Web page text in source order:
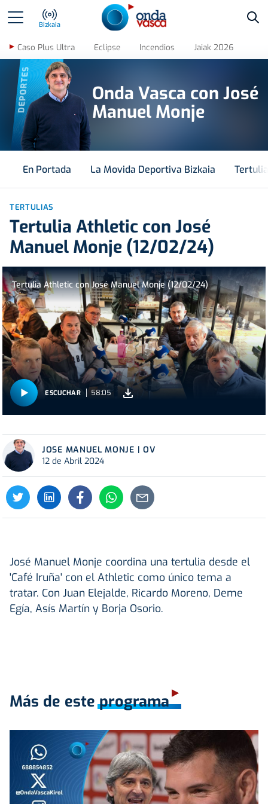
Bizkaia
Caso Plus Ultra Eclipse Incendios Jaiak 2026
DEPORTES
Onda Vasca con José
Manuel Monje
En Portada La Movida Deportiva Bizkaia
TERTULIAS
Tertulia Athletic con José
Manuel Monje (12/02/24)
Tertulia Athletic con José Manuel Monje (12/02/24)
ESCUCHAR 58:05
JOSE MANUEL MONJE | OV
12 de Abril 2024
José Manuel Monje coordina una tertulia desde el
'Café Iruña' con el Athletic como único tema a
tratar. Con Juan Elejalde, Ricardo Moreno, Deme
Egía, Asís Martín y Borja Osorio.
Más de este programa